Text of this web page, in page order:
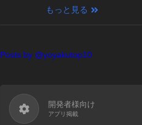
【最新作PICKUP】
もっと見る
Posts by @yoyakutop10
開発者様向け
アプリ掲載